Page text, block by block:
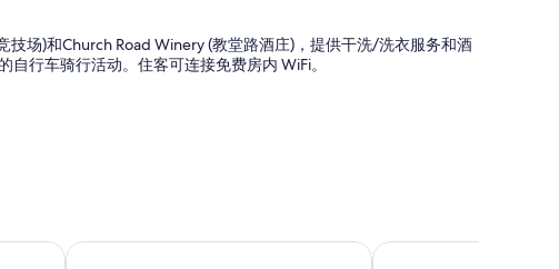
场)和Church Road Winery (教堂路酒庄)，提供干洗/洗衣服务和酒
行车骑行活动。住客可连接免费房内 WiFi。
德帕尼亚景区酒店 ASURE 费尔利汽车旅馆